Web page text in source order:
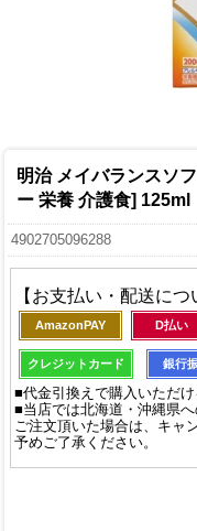
明治 メイバランスソ
ー 栄養 介護食] 125ml
4902705096288
【お支払い・配送につ
AmazonPAY D払い
クレジットカード 銀行
■代金引換えで購入いただけ
■当店では北海道・沖縄県
ご注文頂いた場合は、キャ
予めご了承ください。